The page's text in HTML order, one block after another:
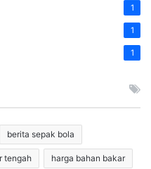
1
1
1
berita sepak bola
tengah harga bahan bakar